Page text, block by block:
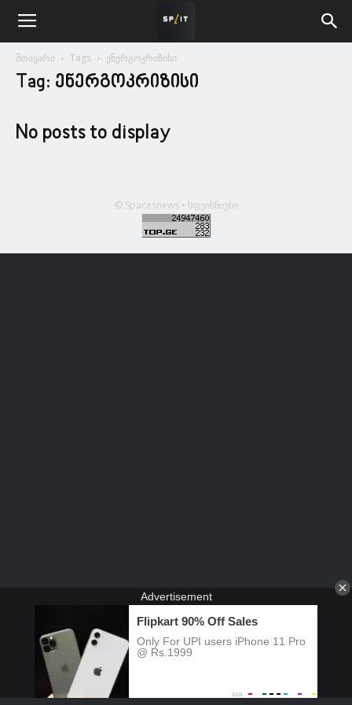
მთავარი Tags ენერგოკრიზისი
Tag: ენერგოკრიზისი
No posts to display
© Spacesnews • სფეისნიუსი